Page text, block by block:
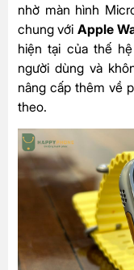
nhờ màn hình
chung với Apple
hiện tại của thế
người dùng và
nâng cấp thêm về
theo.